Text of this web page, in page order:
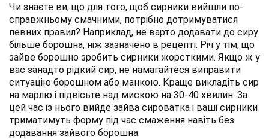
Чи знаєте ви, що для того, щоб сирники вийшли по-
справжньому смачними, потрібно дотримуватися
певних правил? Наприклад, не варто додавати до сиру
більше борошна, ніж зазначено в рецепті. Річ у тім, що
зайве борошно зробить сирники жорсткими. Якщо ж у
вас занадто рідкий сир, не намагайтеся виправити
ситуацію борошном або манкою. Краще викладіть сир
на марлю і підвісьте над мискою на 30-40 хвилин. За
цей час із нього вийде зайва сироватка і ваші сирники
триматимуть форму під час смаження навіть без
додавання зайвого борошна.